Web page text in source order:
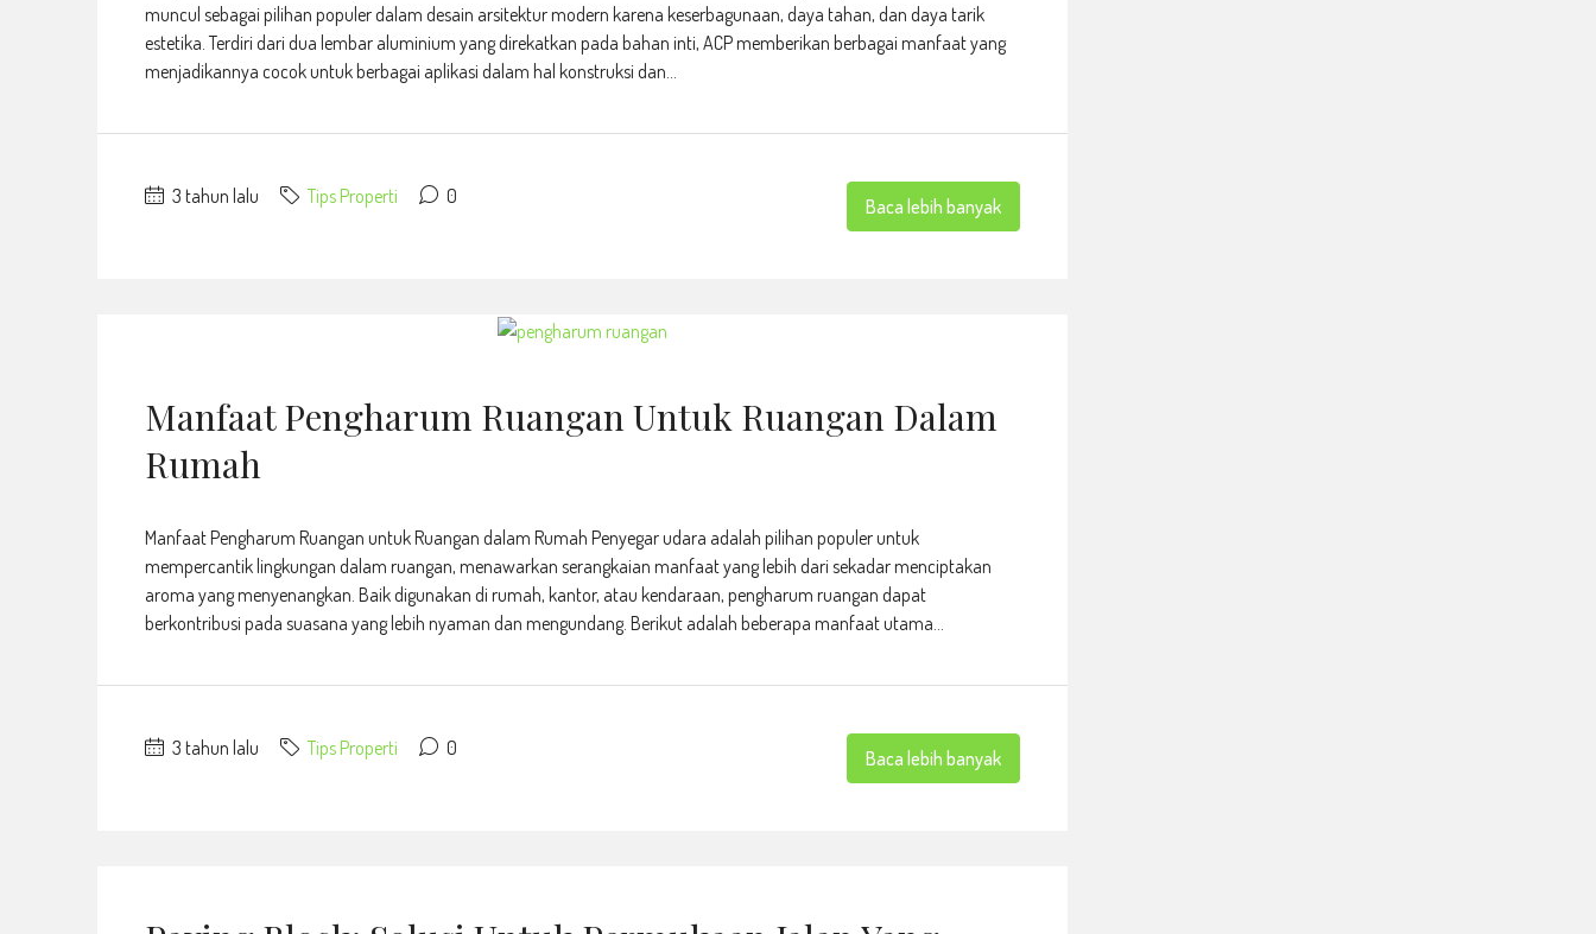
muncul sebagai pilihan populer dalam desain arsitektur modern karena keserbagunaan, daya tahan, dan daya tarik
estetika. Terdiri dari dua lembar aluminium yang direkatkan pada bahan inti, ACP memberikan berbagai manfaat yang
menjadikannya cocok untuk berbagai aplikasi dalam hal konstruksi dan...
3 tahun lalu Tips Properti 0 Baca lebih banyak
Manfaat Pengharum Ruangan Untuk Ruangan Dalam
Rumah
Manfaat Pengharum Ruangan untuk Ruangan dalam Rumah Penyegar udara adalah pilihan populer untuk
mempercantik lingkungan dalam ruangan, menawarkan serangkaian manfaat yang lebih dari sekadar menciptakan
aroma yang menyenangkan. Baik digunakan di rumah, kantor, atau kendaraan, pengharum ruangan dapat
berkontribusi pada suasana yang lebih nyaman dan mengundang. Berikut adalah beberapa manfaat utama...
3 tahun lalu Tips Properti 0 Baca lebih banyak